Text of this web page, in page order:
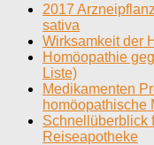
2017
sativa
Wirksamkeit der
Homöopathie
Liste)
Medikamenten
homöopathische
Schnellüberblick
Reiseapotheke